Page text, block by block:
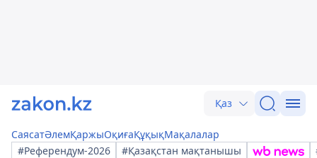
Қаз
СаясатӘлемҚаржыОқиғаҚұқықМақалалар
#Референдум-2026
#Қазақстан мақтанышы